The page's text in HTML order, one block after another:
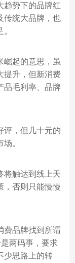
趋势下的品牌红
传统大品牌，也
崛起的意思，虽
提升，但新消费
品毛利率、品牌
评，但几十元的
。
将触达到线上天
，否则只能慢慢
费品牌找到所谓
两码事，要求
少思路上的转